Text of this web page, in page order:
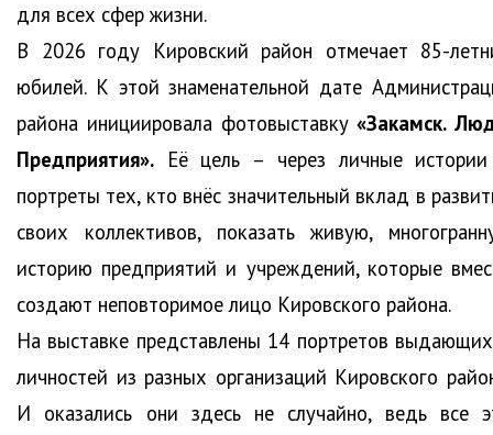
для всех сфер жизни.
В 2026 году Кировский район отмечает 85-
юбилей. К этой знаменательной дате
района инициировала фотовыставку«Закамск.
Предприятия». Её цель – через личные
портреты тех, кто внёс значительный вклад в
своих коллективов, показать живую,
историю предприятий и учреждений, которые
создают неповторимое лицо Кировского района.
На выставке представлены 14 портретов
личностей из разных организаций Кировского
И оказались они здесь не случайно, ведь все